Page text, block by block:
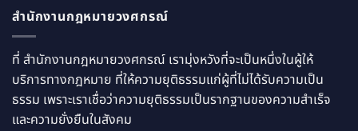
สำนักงานกฎหมายวงศกรณ์
ที่ สำนักงานกฎหมายวงศกรณ์ เรามุ่งหวังที่จะเป็นหนึ่งในผู้ให้
บริการทางกฎหมาย ที่ให้ความยุติธรรมแก่ผู้ที่ไม่ได้รับความเป็น
ธรรม เพราะเราเชื่อว่าความยุติธรรมเป็นรากฐานของความสำเร็จ
และความยั่งยืนในสังคม